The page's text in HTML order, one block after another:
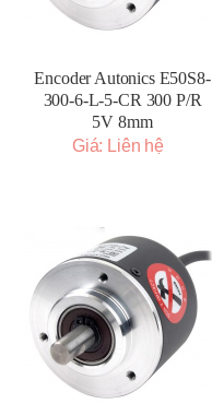
Encoder Autonics E50S8-
300-6-L-5-CR 300 P/R
5V 8mm
Giá: Liên hệ